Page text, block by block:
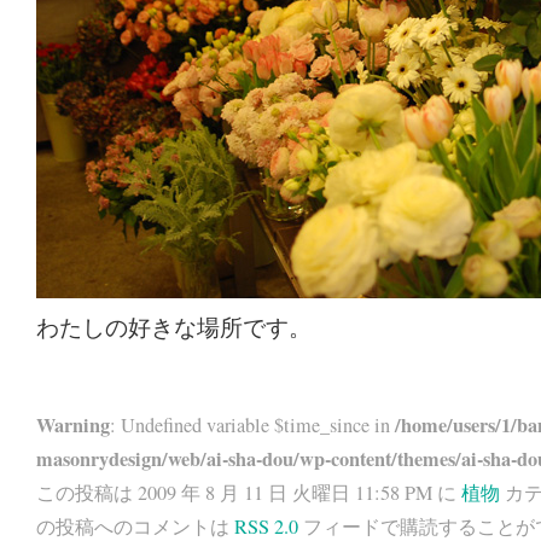
わたしの好きな場所です。
Warning: Undefined variable $time_since in/home/users/1/
masonrydesign/web/ai-sha-dou/wp-content/themes/ai-sha-
この投稿は 2009 年 8 月 11 日 火曜日 11:58 PM に 植物 カ
の投稿へのコメントは RSS 2.0 フィードで購読すること